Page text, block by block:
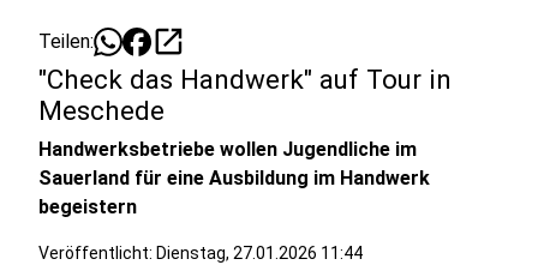
Teilen: open_in_new
"Check das Handwerk" auf Tour in
Meschede
Handwerksbetriebe wollen Jugendliche im
Sauerland für eine Ausbildung im Handwerk
begeistern
Veröffentlicht: Dienstag, 27.01.2026 11:44